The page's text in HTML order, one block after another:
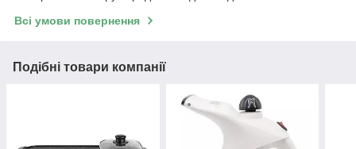
Всі умови повернення
Подібні товари компанії